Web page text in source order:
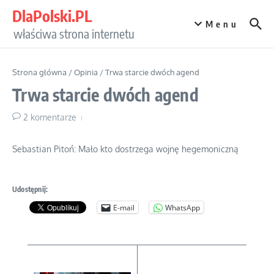
DlaPolski.PL
właściwa strona internetu
Menu
Strona główna /Opinia /Trwa starcie dwóch agend
Trwa starcie dwóch agend
2 komentarze
Sebastian Pitoń: Mało kto dostrzega wojnę hegemoniczną
Udostępnij:
E-mail WhatsApp